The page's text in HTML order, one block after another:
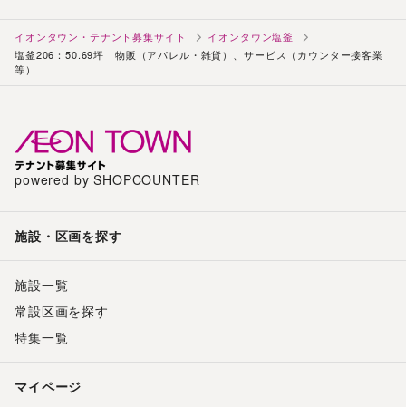
イオンタウン・テナント募集サイト
イオンタウン塩釜
塩釜206：50.69坪 物販（アパレル・雑貨）、サービス（カウンター接客業
等）
powered by SHOPCOUNTER
施設・区画を探す
施設一覧
常設区画を探す
特集一覧
マイページ